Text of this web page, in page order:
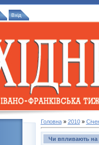
Вхід
Головна» 2010 »
Чи впливають на